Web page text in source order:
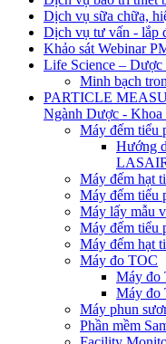
Dịch vụ sữa chữa,
Dịch vụ tư vấn - lắp
Khảo sát Webinar
Life Science – Dược
Minh bạch
PARTICLE
Ngành Dược - Khoa
Máy đếm tiểu
Hướng
Máy đếm hạt
Máy đếm tiểu
Máy lấy mẫu
Máy đếm tiểu
Máy đếm hạt
Máy đo TOC
Máy đo
Máy đo
Máy phun
Phần mềm